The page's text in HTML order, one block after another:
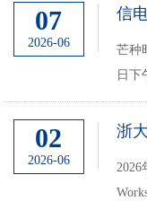
优异
工作
校长
07
2026-06
芒种
日下
学院
之“
孙棋
联络
02
2026-06
2026